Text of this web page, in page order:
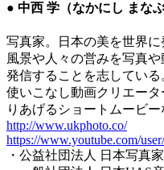
● 中西 学（なかにし まなぶ
写真家。日本の美を世界に
風景や人々の営みを写真
発信することを志してい
使いこなし動画クリエー
りあげるショートムービー
http://www.ukphoto.co/
https://www.youtube.com/
・公益社団法人 日本写真